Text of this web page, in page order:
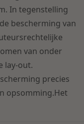
in de
In tegenstelling
bescherming van
van onder
lay-out.
precies
opsomming.Het